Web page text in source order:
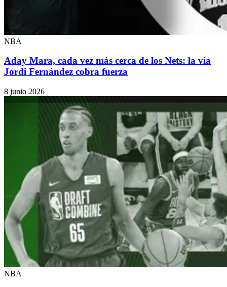
NBA
Aday Mara, cada vez más cerca de los Nets: la vía
Jordi Fernández cobra fuerza
8 junio 2026
NBA